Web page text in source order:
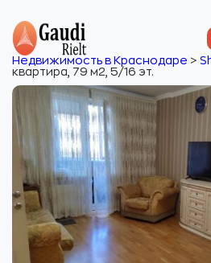
Недвижимость в Краснодаре >
квартира, 79 м2, 5/16 эт.